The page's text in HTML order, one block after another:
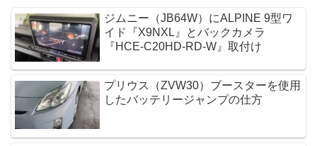
ジムニー（JB64W）にALPINE 9型ワ
イド『X9NXL』とバックカメラ
『HCE-C20HD-RD-W』取付け
プリウス（ZVW30）ブースターを使用
したバッテリージャンプの仕方